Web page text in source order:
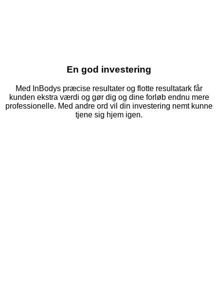
En god investering
Med InBodys præcise resultater og flotte resultatark får
kunden ekstra værdi og gør dig og dine forløb endnu mere
professionelle. Med andre ord vil din investering nemt kunne
tjene sig hjem igen.